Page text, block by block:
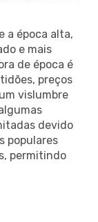
a época alta,
e mais
de época é
preços
vislumbre
devido
populares
permitindo